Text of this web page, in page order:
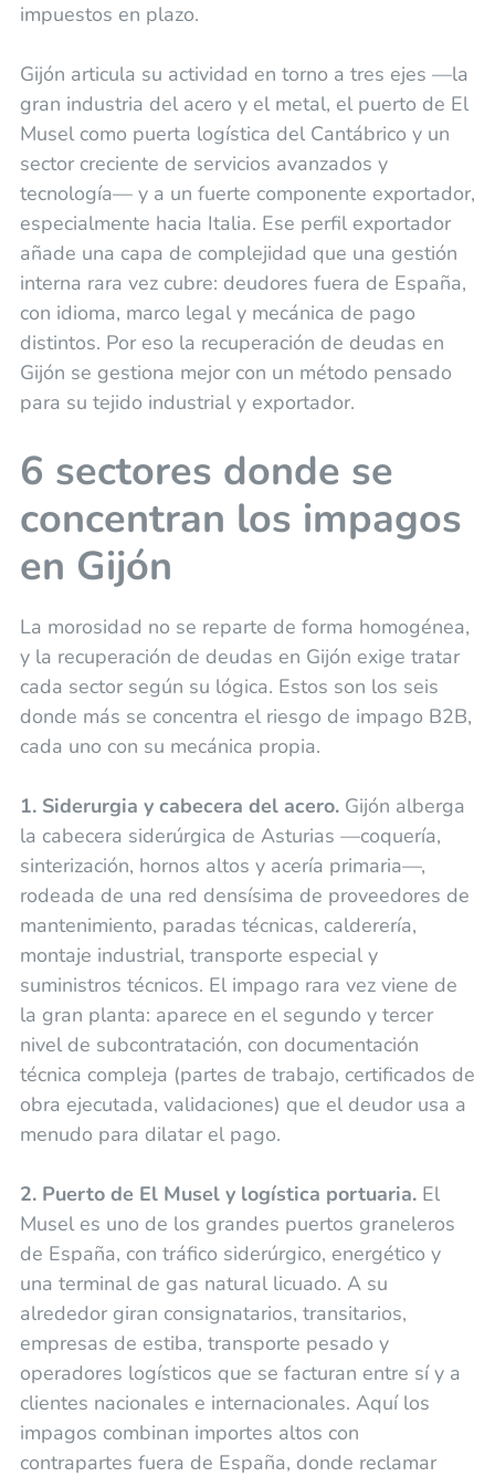
impuestos en plazo.
Gijón articula su actividad en torno a tres ejes —la
gran industria del acero y el metal, el puerto de El
Musel como puerta logística del Cantábrico y un
sector creciente de servicios avanzados y
tecnología— y a un fuerte componente exportador,
especialmente hacia Italia. Ese perfil exportador
añade una capa de complejidad que una gestión
interna rara vez cubre: deudores fuera de España,
con idioma, marco legal y mecánica de pago
distintos. Por eso la recuperación de deudas en
Gijón se gestiona mejor con un método pensado
para su tejido industrial y exportador.
6 sectores donde se
concentran los impagos
en Gijón
La morosidad no se reparte de forma homogénea,
y la recuperación de deudas en Gijón exige tratar
cada sector según su lógica. Estos son los seis
donde más se concentra el riesgo de impago B2B,
cada uno con su mecánica propia.
1. Siderurgia y cabecera del acero.Gijón alberga
la cabecera siderúrgica de Asturias —coquería,
sinterización, hornos altos y acería primaria—,
rodeada de una red densísima de proveedores de
mantenimiento, paradas técnicas, calderería,
montaje industrial, transporte especial y
suministros técnicos. El impago rara vez viene de
la gran planta: aparece en el segundo y tercer
nivel de subcontratación, con documentación
técnica compleja (partes de trabajo, certificados de
obra ejecutada, validaciones) que el deudor usa a
menudo para dilatar el pago.
2. Puerto de El Musel y logística portuaria.El
Musel es uno de los grandes puertos graneleros
de España, con tráfico siderúrgico, energético y
una terminal de gas natural licuado. A su
alrededor giran consignatarios, transitarios,
empresas de estiba, transporte pesado y
operadores logísticos que se facturan entre sí y a
clientes nacionales e internacionales. Aquí los
impagos combinan importes altos con
contrapartes fuera de España, donde reclamar